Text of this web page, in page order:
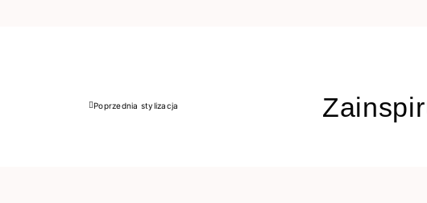
Poprzedni
Poprzednia stylizacja